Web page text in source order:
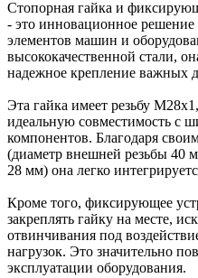
Стопорная гайка и
- это инновационное
элементов машин и
высококачественной стали,
надежное крепление важных
Эта гайка имеет резьбу
идеальную совместимость с
компонентов. Благодаря
(диаметр внешней резьбы 40
28 мм) она легко
Кроме того, фиксирующее
закреплять гайку на месте,
отвинчивания под
нагрузок. Это значительно
эксплуатации оборудования.